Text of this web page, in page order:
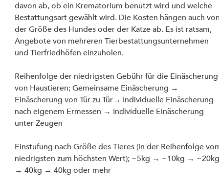
davon ab, ob ein Krematorium benutzt wird und welche
Bestattungsart gewählt wird. Die Kosten hängen auch
der Größe des Hundes oder der Katze ab. Es ist ratsam,
Angebote von mehreren Tierbestattungsunternehmen
und Tierfriedhöfen einzuholen.
Reihenfolge der niedrigsten Gebühr für die
von Haustieren; Gemeinsame Einäscherung →
Einäscherung von Tür zu Tür→ Individuelle Einäscherung
nach eigenem Ermessen → Individuelle Einäscherung
unter Zeugen
Einstufung nach Größe des Tieres (in der Reihenfolge
niedrigsten zum höchsten Wert); ~5kg → ~10kg →
→ 40kg → 40kg oder mehr